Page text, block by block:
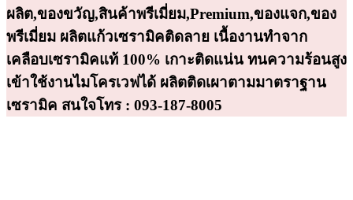
ผลิต,ของขวัญ,สินค้าพรีเมี่ยม,Premium,ของแจก,ของ
พรีเมี่ยม ผลิตแก้วเซรามิคติดลาย เนื้องานทำจาก
เคลือบเซรามิคแท้ 100% เกาะติดแน่น ทนความร้อนสูง
เข้าใช้งานไมโครเวฟได้ ผลิตติดเผาตามมาตราฐาน
เซรามิค สนใจโทร : 093-187-8005